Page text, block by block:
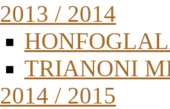
2013 / 2014
TRIANONI
2014 / 2015